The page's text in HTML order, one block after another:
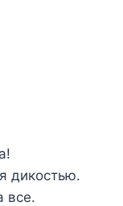
дикостью.
все.